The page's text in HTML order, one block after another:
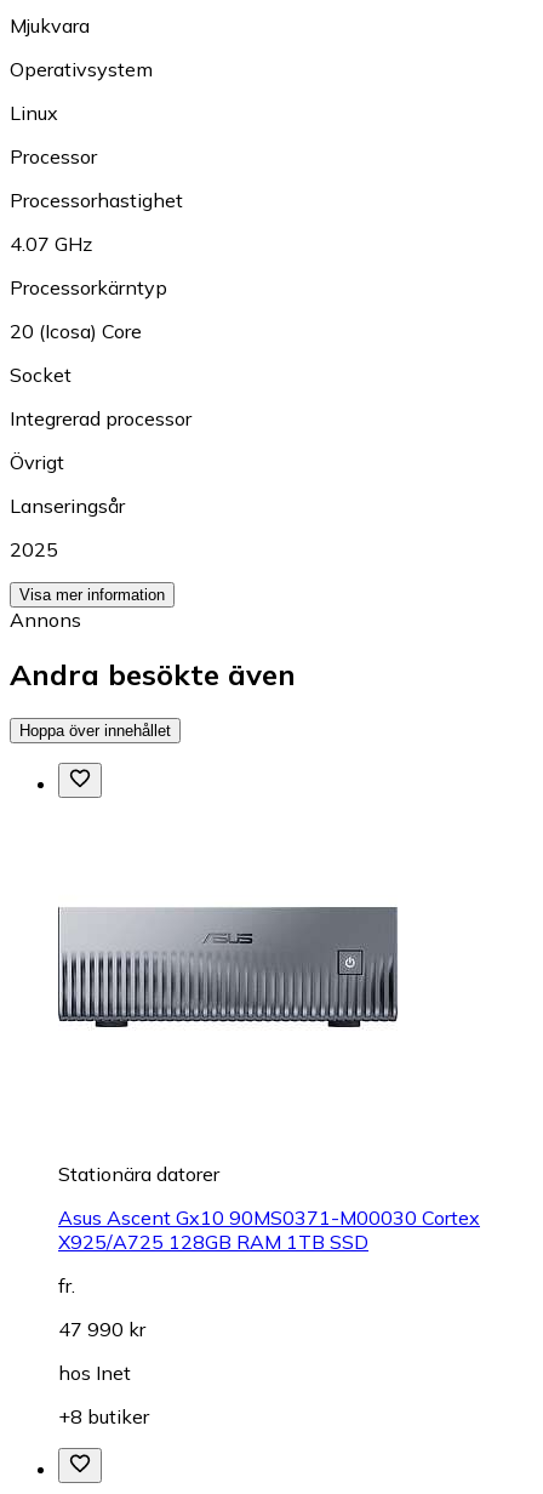
Mjukvara
Operativsystem
Linux
Processor
Processorhastighet
4.07 GHz
Processorkärntyp
20 (Icosa) Core
Socket
Integrerad processor
Övrigt
Lanseringsår
2025
Visa mer information
Annons
Andra besökte även
Hoppa över innehållet
Stationära datorer
Asus Ascent Gx10 90MS0371-M00030 Cortex
X925/A725 128GB RAM 1TB SSD
fr.
47 990 kr
hos Inet
+8 butiker